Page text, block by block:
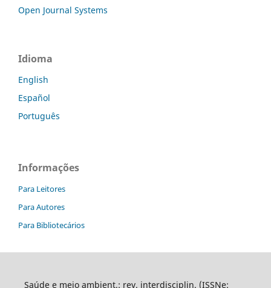
Open Journal Systems
Idioma
English
Español
Português
Informações
Para Leitores
Para Autores
Para Bibliotecários
Saúde e meio ambient.: rev. interdisciplin. (ISSNe: